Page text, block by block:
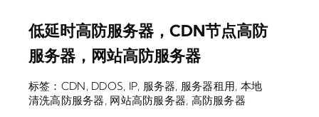
低延时高防服务器，CDN节点高防
服务器，网站高防服务器
标签： CDN, DDOS, IP, 服务器, 服务器租用, 本地
清洗高防服务器, 网站高防服务器, 高防服务器